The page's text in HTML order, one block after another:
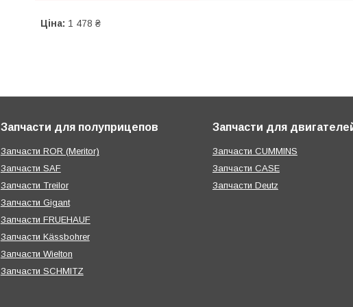
Ціна: 1 478 ₴
Запчасти для полуприцепов
Запчасти ROR (Meritor)
Запчасти SAF
Запчасти Treilor
Запчасти Gigant
Запчасти FRUEHAUF
Запчасти Kässbohrer
Запчасти Wielton
Запчасти SCHMITZ
Запчасти для
Запчасти CUMMINS
Запчасти CASE
Запчасти Deutz